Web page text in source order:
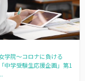
学院～コロナに負ける
中学受験生応援企画」第1